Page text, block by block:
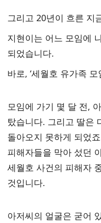
그리고 20년이 흐른 지
지현이는 어느 모임에
되었습니다.
바로, ‘세월호 유가족 모
모임에 가기 몇 달 전,
탔습니다. 그리고 딸은
돌아오지 못하게 되었
피해자들을 막아 섰던
세월호 사건의 피해자
것입니다.
아저씨의 얼굴은 굳어